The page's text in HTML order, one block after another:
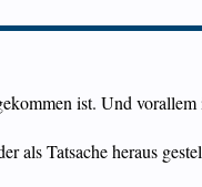
ist. Und vorallem
als Tatsache heraus